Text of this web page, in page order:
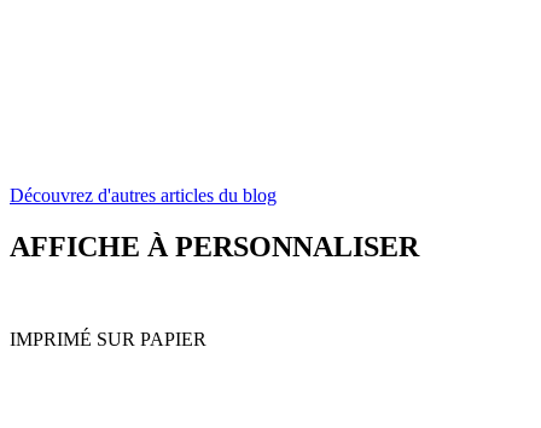
Découvrez d'autres articles du blog
AFFICHE À PERSONNALISER
IMPRIMÉ SUR PAPIER